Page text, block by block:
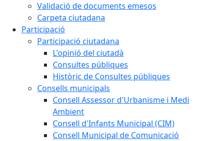
Validació de documents emesos
Carpeta ciutadana
Participació
Participació ciutadana
L'opinió del ciutadà
Consultes públiques
Històric de Consultes públiques
Consells municipals
Consell Assessor d'Urbanisme i Medi
Ambient
Consell d'Infants Municipal (CIM)
Consell Municipal de Comunicació